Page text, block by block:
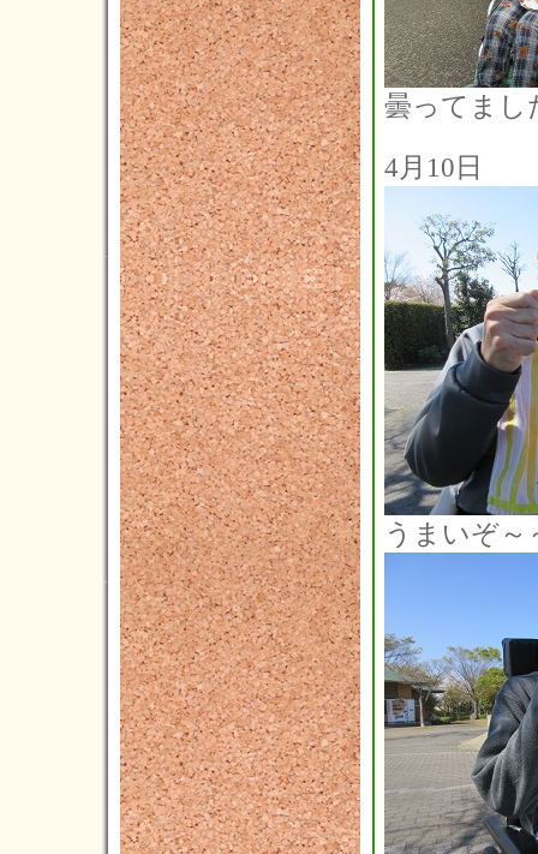
2020年10月(3)
2020年09月(6)
2020年08月(2)
2020年07月(5)
2020年06月(5)
2020年05月(2)
2020年04月(2)
2020年03月(6)
2020年02月(4)
2020年01月(2)
2019年12月(3)
2019年11月(1)
2019年10月(7)
2019年09月(4)
2019年08月(3)
2019年07月(3)
2019年06月(10)
2019年05月(4)
2019年04月(2)
2019年03月(3)
2019年02月(0)
曇ってまし
4月10日
うまいぞ～